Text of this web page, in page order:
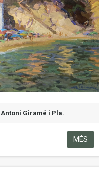
Antoni Giramé i Pla.
MÉS